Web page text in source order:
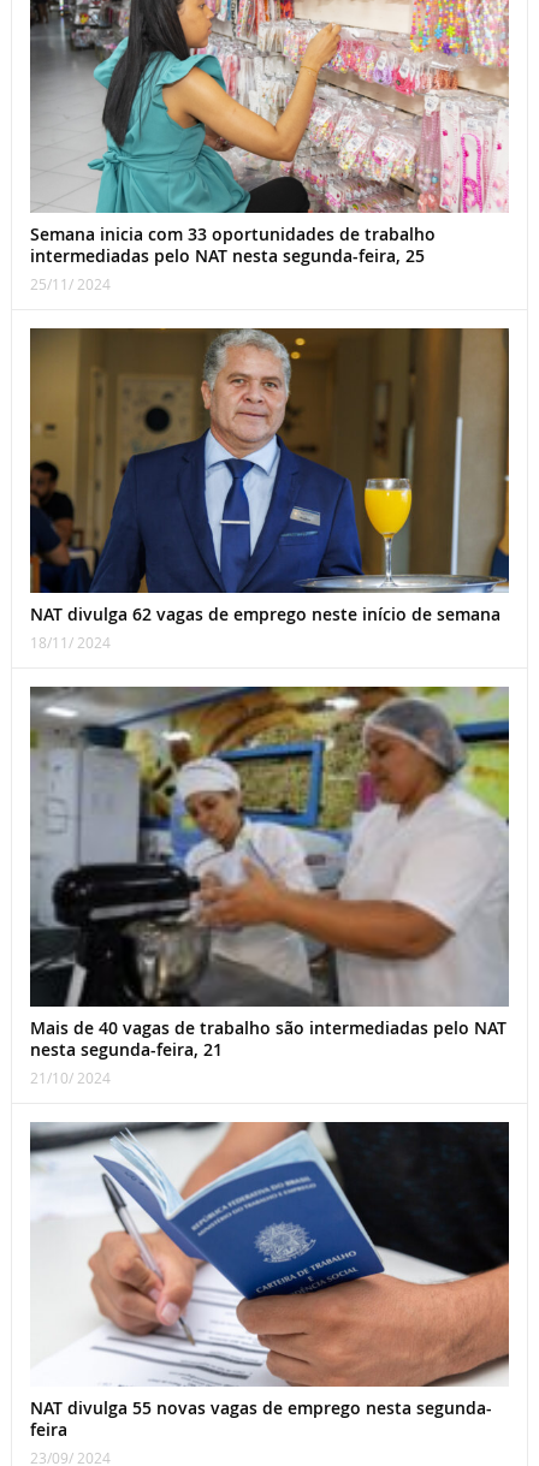
Semana inicia com 33 oportunidades de trabalho
intermediadas pelo NAT nesta segunda-feira, 25
25/11/ 2024
NAT divulga 62 vagas de emprego neste início de semana
18/11/ 2024
Mais de 40 vagas de trabalho são intermediadas pelo NAT
nesta segunda-feira, 21
21/10/ 2024
NAT divulga 55 novas vagas de emprego nesta segunda-
feira
23/09/ 2024